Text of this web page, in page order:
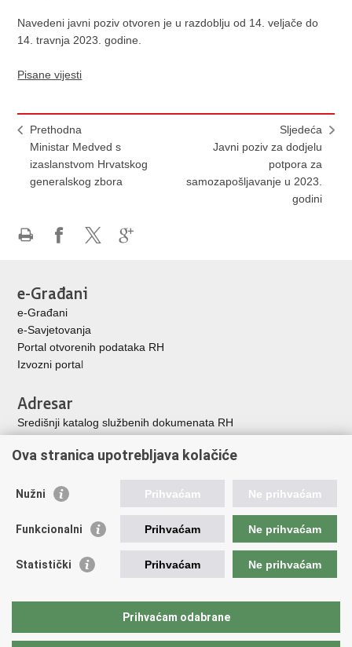
Navedeni javni poziv otvoren je u razdoblju od 14. veljače do
14. travnja 2023. godine.
Pisane vijesti
Prethodna
Ministar Medved s
izaslanstvom Hrvatskog
generalskog zbora
Sljedeća
Javni poziv za dodjelu
potpora za
samozapošljavanje u 2023.
godini
Facebooku
X-
e-Građani
e-Građani
e-Savjetovanja
Portal otvorenih podataka RH
Izvozni portal
Adresar
Središnji katalog službenih dokumenata RH
Adresar političkih stranaka u RH
Vlada Republike Hrvatske
Memorijalni centar Domovinskog rata Vukovar
Zaklada hrvatskih branitelja iz Domovinskog rata
Pučki pravobranitelj
Povjerenik za informiranje
Ova stranica upotrebljava kolačiće
Nužni Prihvaćam Ne prihvaćam
Funkcionalni Prihvaćam Ne prihvaćam
Statistički Prihvaćam Ne prihvaćam
Prihvaćam odabrane